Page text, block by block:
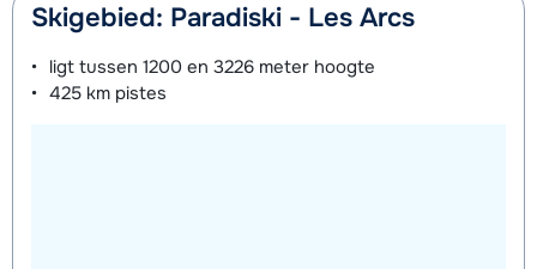
Skigebied: Paradiski - Les Arcs
ligt tussen 1200 en 3226 meter hoogte
425 km pistes